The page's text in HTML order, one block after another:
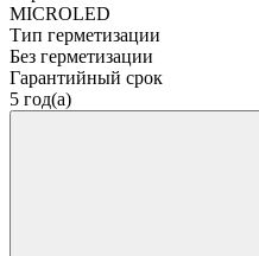
MICROLED
Тип герметизации
Без герметизации
Гарантийный срок
5 год(а)